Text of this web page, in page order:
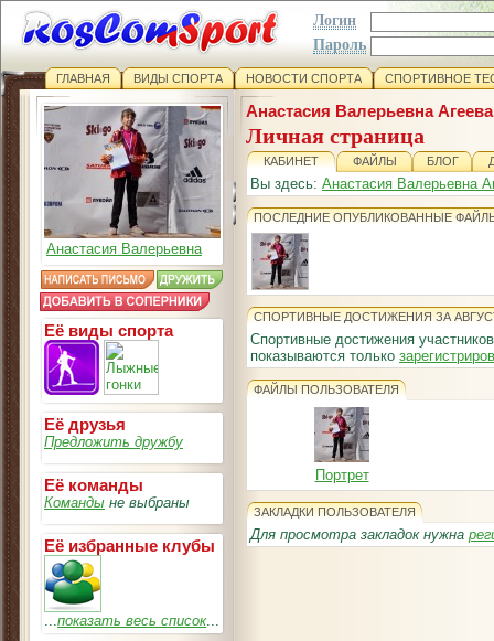
Логин
Пароль
ГЛАВНАЯ ВИДЫ СПОРТА НОВОСТИ СПОРТА СПОРТИВНОЕ
Анастасия Валерьевна
Её виды спорта
Её друзья
Предложить дружбу
Её команды
Команды не выбраны
Её избранные клубы
...показать весь список...
Анастасия Валерьевна Агеева
Личная страница
КАБИНЕТ ФАЙЛЫ БЛОГ
Вы здесь: Анастасия Валерьевна
ПОСЛЕДНИЕ ОПУБЛИКОВАННЫЕ
СПОРТИВНЫЕ ДОСТИЖЕНИЯ ЗА
Спортивные достижения
показываются только
ФАЙЛЫ ПОЛЬЗОВАТЕЛЯ
Портрет
ЗАКЛАДКИ ПОЛЬЗОВАТЕЛЯ
Для просмотра закладок нужна